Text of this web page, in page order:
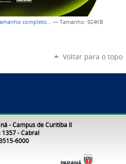
completo… — Tamanho: 924KB
Voltar para o topo
- Campus de Curitiba II
1357 - Cabral
6000